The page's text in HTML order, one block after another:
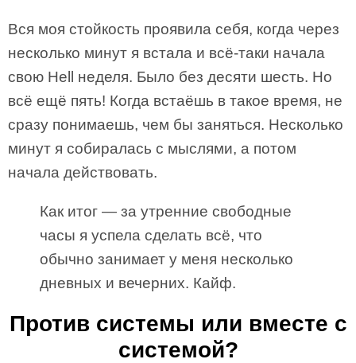
Вся моя стойкость проявила себя, когда через
несколько минут я встала и всё-таки начала
свою Hell неделя. Было без десяти шесть. Но
всё ещё пять! Когда встаёшь в такое время, не
сразу понимаешь, чем бы заняться. Несколько
минут я собиралась с мыслями, а потом
начала действовать.
Как итог — за утренние свободные
часы я успела сделать всё, что
обычно занимает у меня несколько
дневных и вечерних. Кайф.
Против системы или вместе с
системой?